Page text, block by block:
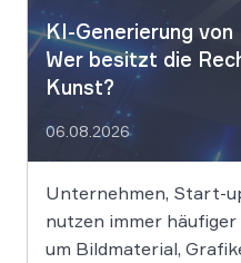
KI-Generierung von
Wer besitzt die
Kunst?
06.08.2026
Unternehmen, Start-
nutzen immer
um Bildmaterial,